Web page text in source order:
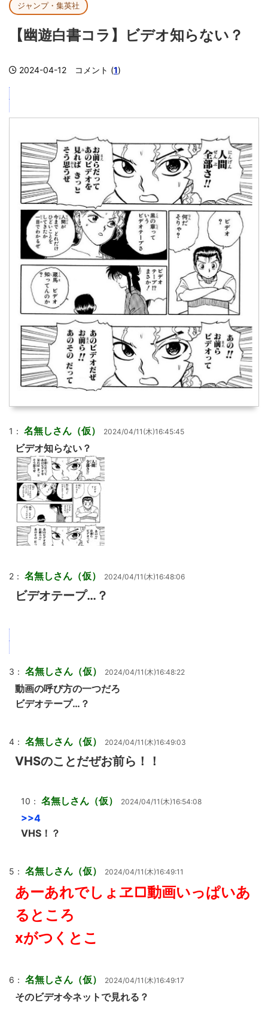
ジャンプ・集英社
【幽遊白書コラ】ビデオ知らない？
2024-04-12 コメント (1)
1： 名無しさん（仮） 2024/04/11(木)16:45:45
ビデオ知らない？
2： 名無しさん（仮） 2024/04/11(木)16:48:06
ビデオテープ…？
3： 名無しさん（仮） 2024/04/11(木)16:48:22
動画の呼び方の一つだろ
ビデオテープ…？
4： 名無しさん（仮） 2024/04/11(木)16:49:03
VHSのことだぜお前ら！！
10： 名無しさん（仮） 2024/04/11(木)16:54:08
>>4
VHS！？
5： 名無しさん（仮） 2024/04/11(木)16:49:11
あーあれでしょヱ□動画いっぱいあ
るところ
xがつくとこ
6： 名無しさん（仮） 2024/04/11(木)16:49:17
そのビデオ今ネットで見れる？